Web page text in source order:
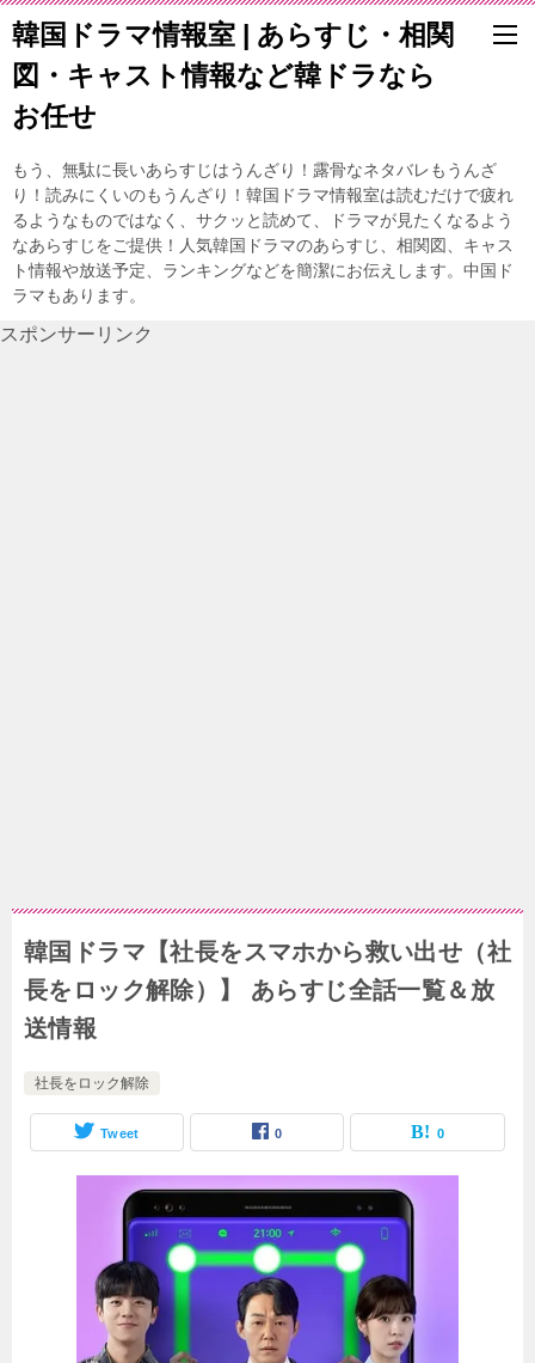
韓国ドラマ情報室 | あらすじ・相関
図・キャスト情報など韓ドラなら
お任せ
もう、無駄に長いあらすじはうんざり！露骨なネタバレもうんざ
り！読みにくいのもうんざり！韓国ドラマ情報室は読むだけで疲れ
るようなものではなく、サクッと読めて、ドラマが見たくなるよう
なあらすじをご提供！人気韓国ドラマのあらすじ、相関図、キャス
ト情報や放送予定、ランキングなどを簡潔にお伝えします。中国ド
ラマもあります。
スポンサーリンク
韓国ドラマ【社長をスマホから救い出せ（社
長をロック解除）】 あらすじ全話一覧＆放
送情報
社長をロック解除
Tweet 0 0